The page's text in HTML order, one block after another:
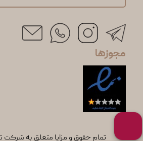
مجوزها
تمام حقوق و مزایا متعلق به